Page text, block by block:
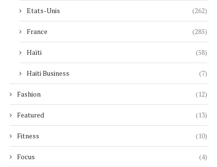
Etats-Unis (262)
France (285)
Haïti (58)
Haiti Business (7)
Fashion (12)
Featured (13)
Fitness (10)
Focus (4)